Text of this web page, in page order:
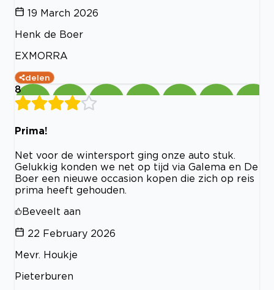
19 March 2026
Henk de Boer
EXMORRA
delen
8
Prima!
Net voor de wintersport ging onze auto stuk.
Gelukkig konden we net op tijd via Galema en De
Boer een nieuwe occasion kopen die zich op reis
prima heeft gehouden.
Beveelt aan
22 February 2026
Mevr. Houkje
Pieterburen